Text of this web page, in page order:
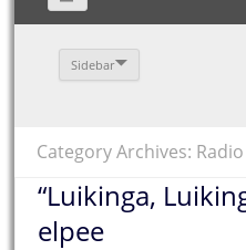
Sidebar
Category Archives:
“Luikinga,
elpee